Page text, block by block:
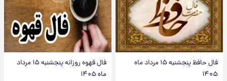
فال حافظ پنجشنبه ۱۵ مرداد ماه
۱۴۰۵
فال قهوه روزانه پنجشنبه ۱۵ مرداد
ماه ۱۴۰۵